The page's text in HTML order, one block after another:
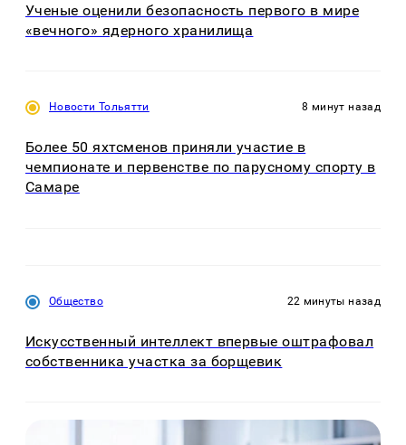
Ученые оценили безопасность первого в мире
«вечного» ядерного хранилища
Новости Тольятти 8 минут назад
Более 50 яхтсменов приняли участие в
чемпионате и первенстве по парусному спорту в
Самаре
Общество 22 минуты назад
Искусственный интеллект впервые оштрафовал
собственника участка за борщевик